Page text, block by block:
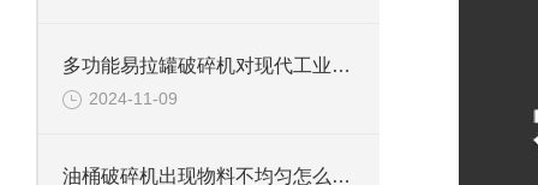
多功能易拉罐破碎机对现代工业的影响
2024-11-09
油桶破碎机出现物料不均匀怎么办？